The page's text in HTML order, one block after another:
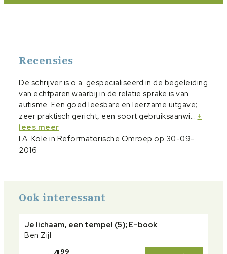
Recensies
De schrijver is o.a. gespecialiseerd in de begeleiding
van echtparen waarbij in de relatie sprake is van
autisme. Een goed leesbare en leerzame uitgave;
zeer praktisch gericht, een soort gebruiksaanwi... +
lees meer
I.A. Kole in Reformatorische Omroep op 30-09-
2016
Ook interessant
Je lichaam, een tempel (5); E-book
Ben Zijl
99